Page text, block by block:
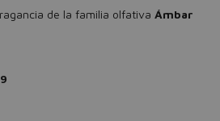
de la familia olfativa Ámbar